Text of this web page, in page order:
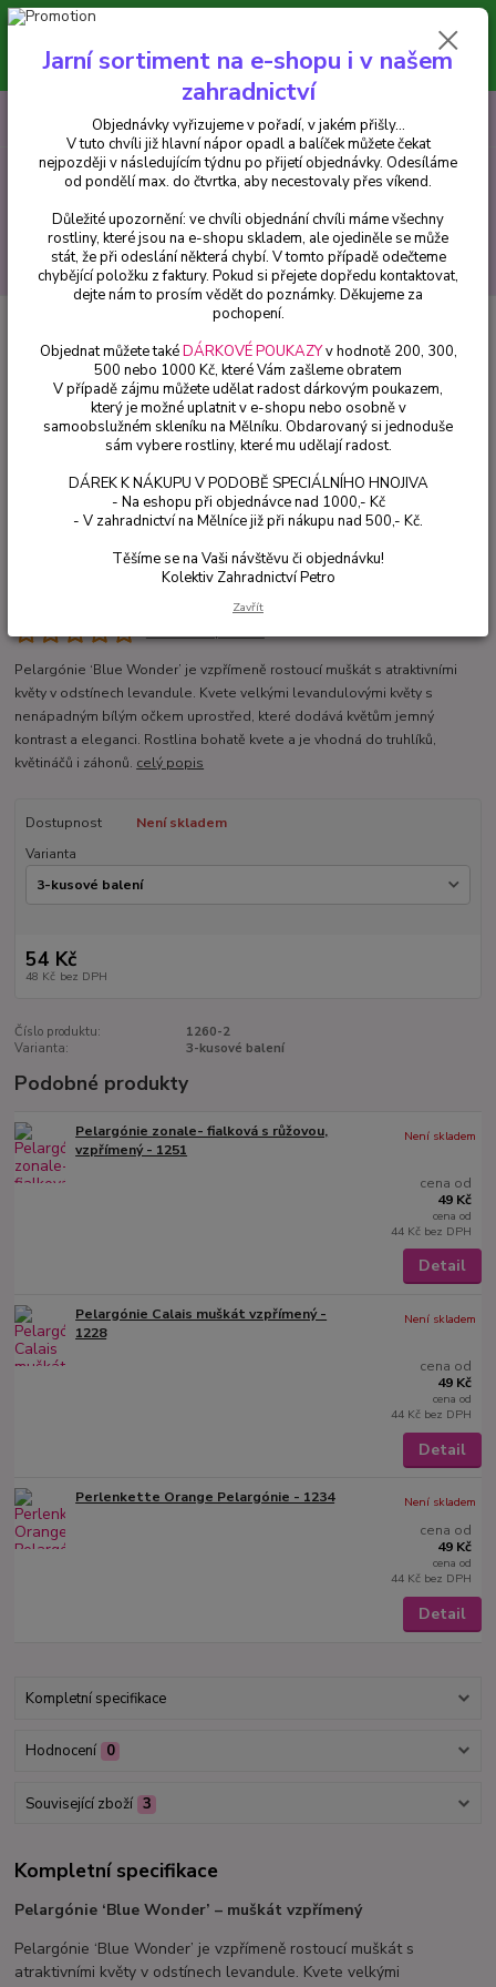
Minimální hodnota pro odeslání z e-shopu je 300 Kč.
V tuto chvíli již hlavní nápor objednávek opadl a balíček můžete čekat
nejpozději v následujícím týdnu po přijetí objednávky. Objednávky
vyřizujeme v pořadí, v jakém přišly...
Menu
CZK
Hledat
+420 602 223 614
Blue Wonder muškát,Pelargónie - cena za kus v 3-
Blue Wonder muškát,Pelargónie -
cena za kus v 3-kusovém balení
Ohodnotit produkt
Pelargónie ‘Blue Wonder’ je vzpřímeně rostoucí muškát s atraktivními
květy v odstínech levandule. Kvete velkými levandulovými květy s
nenápadným bílým očkem uprostřed, které dodává květům jemný
kontrast a eleganci. Rostlina bohatě kvete a je vhodná do truhlíků,
květináčů i záhonů. celý popis
Dostupnost
Není skladem
Varianta
54 Kč
48 Kč bez DPH
Číslo produktu:
1260-2
Varianta:
3-kusové balení
Podobné produkty
Pelargónie zonale- fialková s růžovou,
vzpřímený - 1251
cena od
49 Kč
cena od
44 Kč bez DPH
Není skladem
Detail
Pelargónie Calais muškát vzpřímený -
1228
cena od
49 Kč
cena od
44 Kč bez DPH
Není skladem
Detail
Perlenkette Orange Pelargónie - 1234
cena od
49 Kč
cena od
44 Kč bez DPH
Není skladem
Detail
Kompletní specifikace
Hodnocení 0
Související zboží 3
Kompletní specifikace
Pelargónie ‘Blue Wonder’ – muškát vzpřímený
Pelargónie ‘Blue Wonder’ je vzpřímeně rostoucí muškát s
atraktivními květy v odstínech levandule. Kvete velkými
Jarní sortiment na e-shopu i v našem
zahradnictví
Objednávky vyřizujeme v pořadí, v jakém přišly...
V tuto chvíli již hlavní nápor opadl a balíček můžete čekat
nejpozději v následujícím týdnu po přijetí objednávky. Odesíláme
od pondělí max. do čtvrtka, aby necestovaly přes víkend.
Důležité upozornění: ve chvíli objednání chvíli máme všechny
rostliny, které jsou na e-shopu skladem, ale ojediněle se může
stát, že při odeslání některá chybí. V tomto případě odečteme
chybějící položku z faktury. Pokud si přejete dopředu kontaktovat,
dejte nám to prosím vědět do poznámky. Děkujeme za
pochopení.
Objednat můžete takéDÁRKOVÉ POUKAZYv hodnotě 200, 300,
500 nebo 1000 Kč, které Vám zašleme obratem
V případě zájmu můžete udělat radost dárkovým poukazem,
který je možné uplatnit v e-shopu nebo osobně v
samoobslužném skleníku na Mělníku. Obdarovaný si jednoduše
sám vybere rostliny, které mu udělají radost.
DÁREK K NÁKUPU V PODOBĚ SPECIÁLNÍHO HNOJIVA
- Na eshopu při objednávce nad 1000,- Kč
- V zahradnictví na Mělníce již při nákupu nad 500,- Kč.
Těšíme se na Vaši návštěvu či objednávku!
Kolektiv Zahradnictví Petro
Zavřít